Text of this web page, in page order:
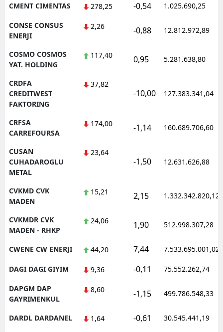
CMENT CIMENTAS 278,25 -0,54 1.025.690,25
CONSE CONSUS
ENERJI
2,26 -0,88 12.812.972,89
COSMO COSMOS
YAT. HOLDING
117,40 0,95 5.281.638,80
CRDFA
CREDITWEST
FAKTORING
37,82
-10,00 127.383.341,04
CRFSA
CARREFOURSA
174,00 -1,14 160.689.706,60
CUSAN
CUHADAROGLU
METAL
23,64
-1,50 12.631.626,88
CVKMD CVK
MADEN
15,21 2,15 1.332.342.820,12
CVKMDR CVK
MADEN - RHKP
24,06 1,90 512.998.307,28
CWENE CW ENERJI 44,20 7,44 7.533.695.001,02
DAGI DAGI GIYIM 9,36 -0,11 75.552.262,74
DAPGM DAP
GAYRIMENKUL
8,60 -1,15 499.786.548,33
DARDL DARDANEL 1,64 -0,61 30.545.441,19